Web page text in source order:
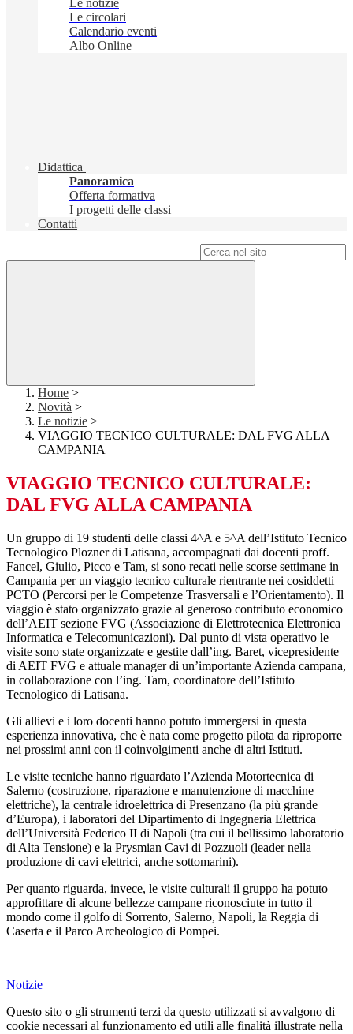
Le notizie
Le circolari
Calendario eventi
Albo Online
Didattica
Panoramica
Offerta formativa
I progetti delle classi
Contatti
Home >
Novità >
Le notizie >
VIAGGIO TECNICO CULTURALE: DAL FVG ALLA
CAMPANIA
VIAGGIO TECNICO CULTURALE:
DAL FVG ALLA CAMPANIA
Un gruppo di 19 studenti delle classi 4^A e 5^A dell’Istituto Tecnico
Tecnologico Plozner di Latisana, accompagnati dai docenti proff.
Fancel, Giulio, Picco e Tam, si sono recati nelle scorse settimane in
Campania per un viaggio tecnico culturale rientrante nei cosiddetti
PCTO (Percorsi per le Competenze Trasversali e l’Orientamento). Il
viaggio è stato organizzato grazie al generoso contributo economico
dell’AEIT sezione FVG (Associazione di Elettrotecnica Elettronica
Informatica e Telecomunicazioni). Dal punto di vista operativo le
visite sono state organizzate e gestite dall’ing. Baret, vicepresidente
di AEIT FVG e attuale manager di un’importante Azienda campana,
in collaborazione con l’ing. Tam, coordinatore dell’Istituto
Tecnologico di Latisana.
Gli allievi e i loro docenti hanno potuto immergersi in questa
esperienza innovativa, che è nata come progetto pilota da riproporre
nei prossimi anni con il coinvolgimenti anche di altri Istituti.
Le visite tecniche hanno riguardato l’Azienda Motortecnica di
Salerno (costruzione, riparazione e manutenzione di macchine
elettriche), la centrale idroelettrica di Presenzano (la più grande
d’Europa), i laboratori del Dipartimento di Ingegneria Elettrica
dell’Università Federico II di Napoli (tra cui il bellissimo laboratorio
di Alta Tensione) e la Prysmian Cavi di Pozzuoli (leader nella
produzione di cavi elettrici, anche sottomarini).
Per quanto riguarda, invece, le visite culturali il gruppo ha potuto
approfittare di alcune bellezze campane riconosciute in tutto il
mondo come il golfo di Sorrento, Salerno, Napoli, la Reggia di
Caserta e il Parco Archeologico di Pompei.
Notizie
Questo sito o gli strumenti terzi da questo utilizzati si avvalgono di
cookie necessari al funzionamento ed utili alle finalità illustrate nella